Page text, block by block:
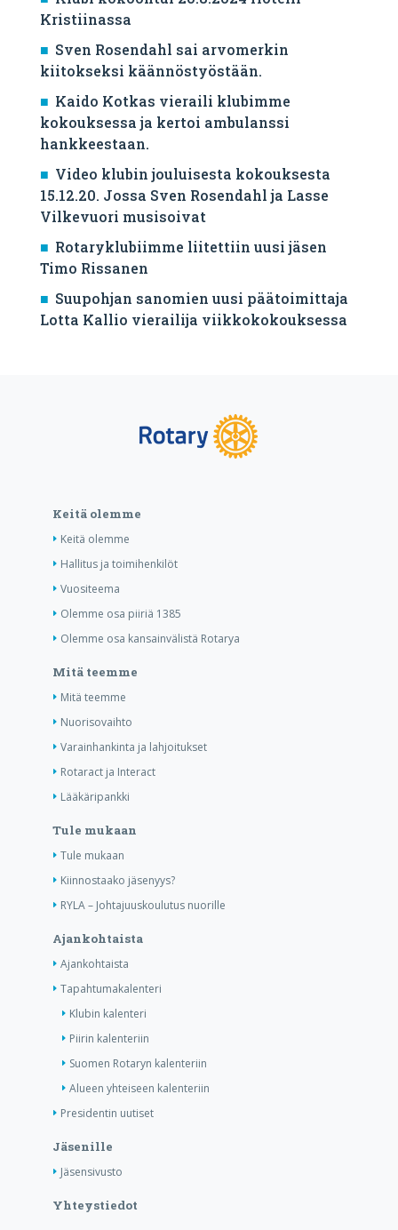
Kristiinassa
Sven Rosendahl sai arvomerkin
kiitokseksi käännöstyöstään.
Kaido Kotkas vieraili klubimme
kokouksessa ja kertoi ambulanssi
hankkeestaan.
Video klubin jouluisesta kokouksesta
15.12.20. Jossa Sven Rosendahl ja Lasse
Vilkevuori musisoivat
Rotaryklubiimme liitettiin uusi jäsen
Timo Rissanen
Suupohjan sanomien uusi päätoimittaja
Lotta Kallio vierailija viikkokokouksessa
Keitä olemme
Keitä olemme
Hallitus ja toimihenkilöt
Vuositeema
Olemme osa piiriä 1385
Olemme osa kansainvälistä Rotarya
Mitä teemme
Mitä teemme
Nuorisovaihto
Varainhankinta ja lahjoitukset
Rotaract ja Interact
Lääkäripankki
Tule mukaan
Tule mukaan
Kiinnostaako jäsenyys?
RYLA – Johtajuuskoulutus nuorille
Ajankohtaista
Ajankohtaista
Tapahtumakalenteri
Klubin kalenteri
Piirin kalenteriin
Suomen Rotaryn kalenteriin
Alueen yhteiseen kalenteriin
Presidentin uutiset
Jäsenille
Jäsensivusto
Yhteystiedot